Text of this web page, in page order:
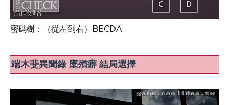
密碼樹：（從左到右）BECDA
端木斐異聞錄 墜殞癖 結局選擇